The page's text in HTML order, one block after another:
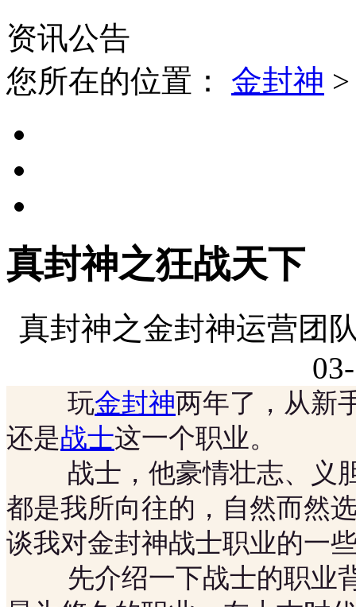
资讯公告
您所在的位置： 金封神
真封神之狂战天下
真封神之金封神运营团
玩金封神两年了，从新
还是战士这一个职业。
战士，他豪情壮志、义胆
都是我所向往的，自然而然
谈我对金封神战士职业的一
先介绍一下战士的职业背